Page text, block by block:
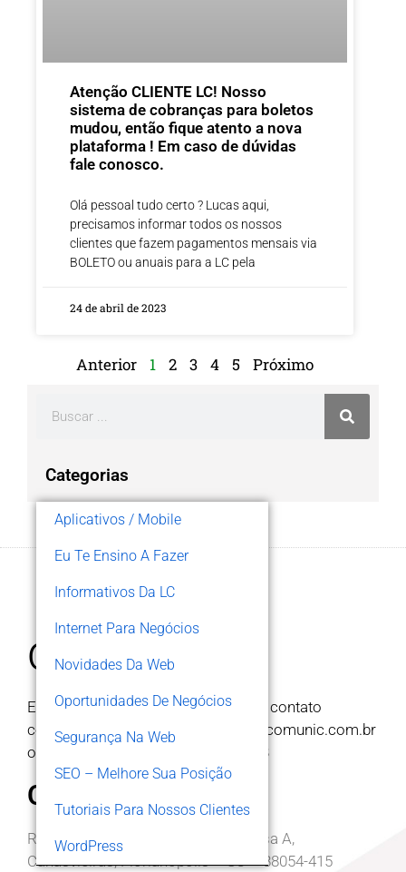
Atenção CLIENTE LC! Nosso
sistema de cobranças para boletos
mudou, então fique atento a nova
plataforma ! Em caso de dúvidas
fale conosco.
Olá pessoal tudo certo ? Lucas aqui,
precisamos informar todos os nossos
clientes que fazem pagamentos mensais via
BOLETO ou anuais para a LC pela
24 de abril de 2023
Anterior 1 2 3 4 5 Próximo
Categorias
Aplicativos / Mobile
Eu Te Ensino A Fazer
Informativos Da LC
Internet Para Negócios
Novidades Da Web
Oportunidades De Negócios
Segurança Na Web
SEO – Melhore Sua Posição
Tutoriais Para Nossos Clientes
WordPress
contato
Estamos sempre a dispor, entre em contato
conosco pelo e-maillccomunic@lccomunic.com.br
ou telefone / whats (48) 99192-0713
Onde Estamos?
Rua João Coelho da Costa, 275, Casa A,
Canasvieiras, Florianópolis – SC – 88054-415